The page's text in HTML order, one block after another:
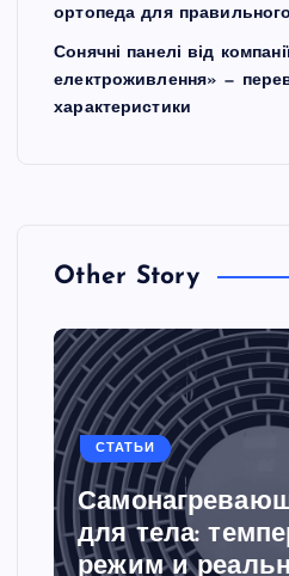
ортопеда для
Сонячні панелі від
електроживлення» —
характеристики
Other Story
СТАТЬИ
для тела:
режим и